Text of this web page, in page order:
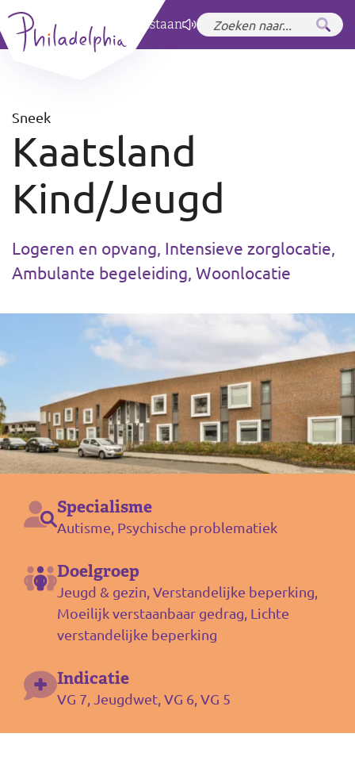
Zet hoog contrastaan
Sneek
Kaatsland
Kind/Jeugd
Logeren en opvang, Intensieve zorglocatie,
Ambulante begeleiding, Woonlocatie
Specialisme
Autisme, Psychische problematiek
Doelgroep
Jeugd & gezin, Verstandelijke beperking,
Moeilijk verstaanbaar gedrag, Lichte
verstandelijke beperking
Indicatie
VG 7, Jeugdwet, VG 6, VG 5